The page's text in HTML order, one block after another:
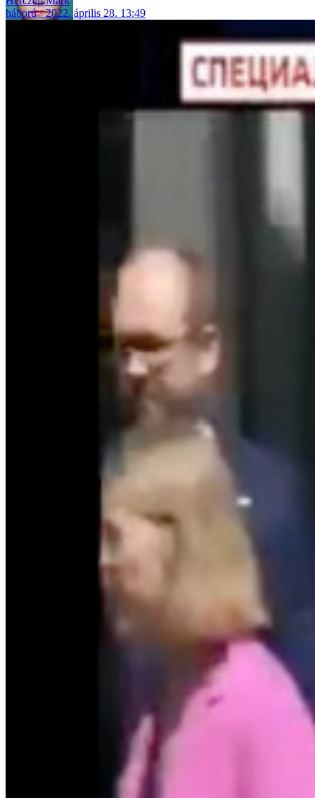
háború
2022. április 28. 13:49